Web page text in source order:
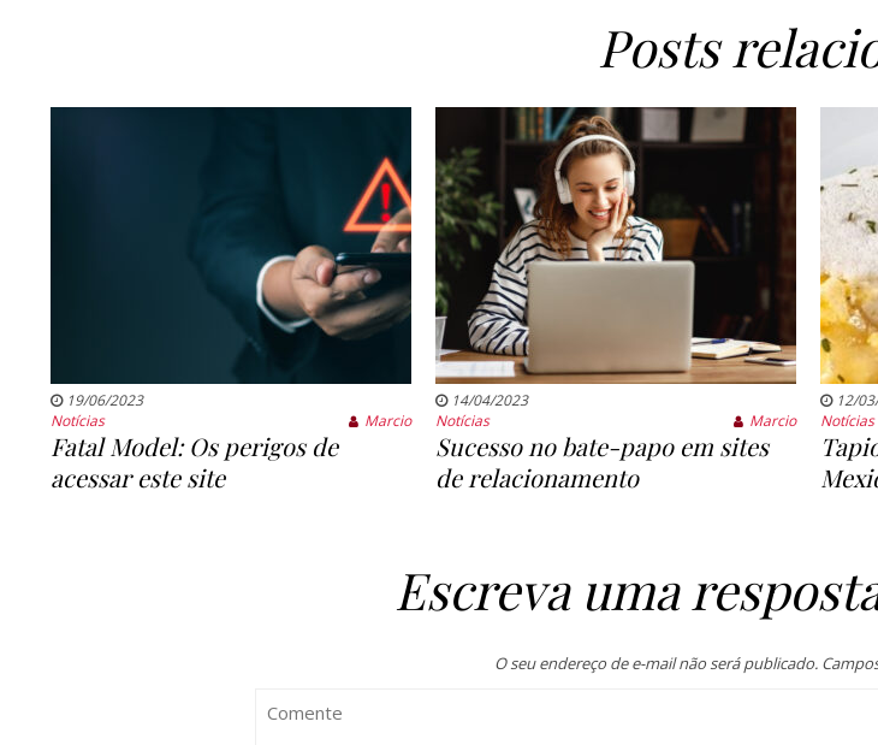
Posts
19/06/2023
Notícias
Marcio
Fatal Model: Os perigos de
acessar este site
14/04/2023
Notícias
Marcio
Sucesso no bate-papo em sites
de relacionamento
12/
Notícias
Escreva uma
O seu endereço de e-mail não será publicado.